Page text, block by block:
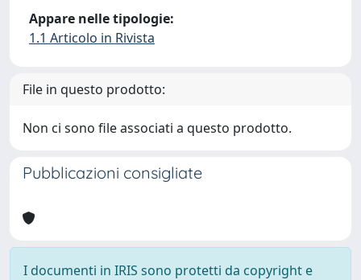
Appare nelle tipologie:
1.1 Articolo in Rivista
File in questo prodotto:
Non ci sono file associati a questo prodotto.
Pubblicazioni consigliate
I documenti in IRIS sono protetti da copyright e